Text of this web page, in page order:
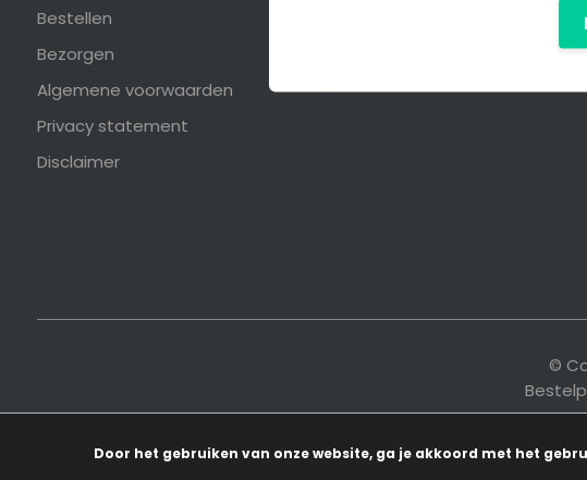
Bestellen
Bezorgen
Algemene voorwaarden
Privacy statement
Disclaimer
©
Door het gebruiken van onze website, ga je akkoord met het